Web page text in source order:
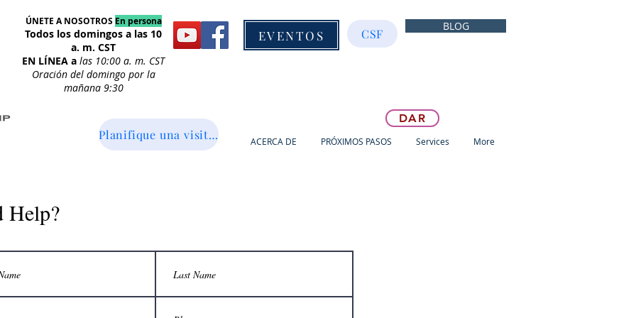
ÚNETE A NOSOTROS En persona
Todos los domingos a las 10
a. m. CST
EN LÍNEA a las 10:00 a. m. CST
Oración del domingo por la
mañana 9:30
Planifique una visita aquí
EVENTOS CSF
BLOG
DAR
ACERCA DE PRÓXIMOS PASOS Services More
Help?